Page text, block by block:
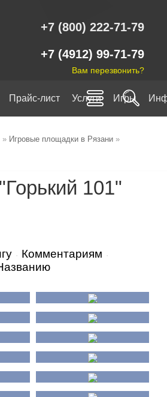
+7 (800) 222-71-79
+7 (4912) 99-71-79
Вам перезвонить?
Прайс-лист Услуги Игры
» Игровые площадки в Рязани »
101"
· Комментариям ·